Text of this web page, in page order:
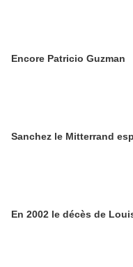
Encore Patricio Guzman
Sanchez le Mitterrand
En 2002 le décès de